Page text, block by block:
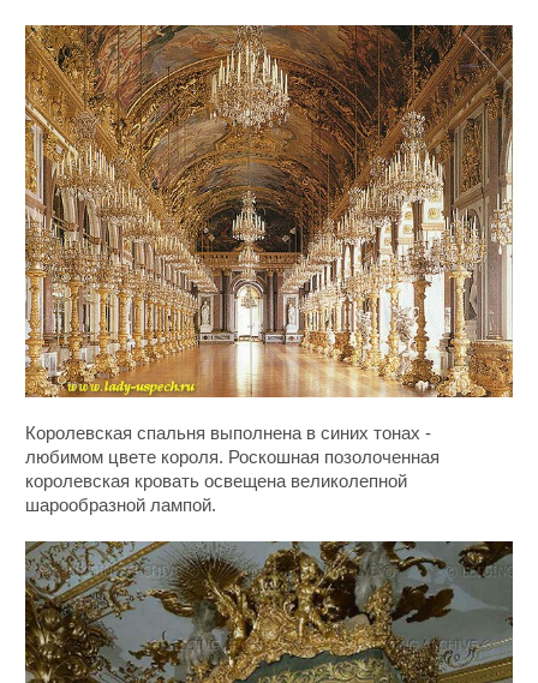
Королевская спальня выполнена в синих тонах -
любимом цвете короля. Роскошная позолоченная
королевская кровать освещена великолепной
шарообразной лампой.